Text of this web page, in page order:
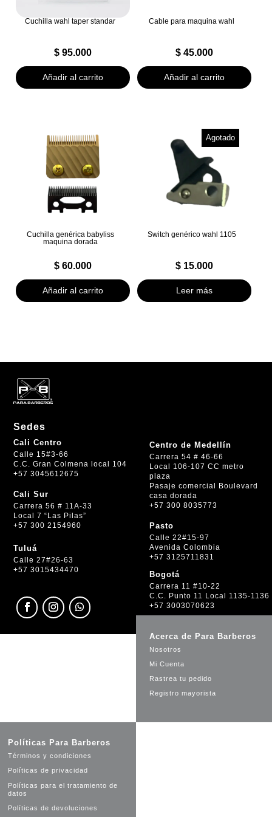
Cuchilla wahl taper standar
$95.000
Añadir al carrito
Cable para maquina wahl
$45.000
Añadir al carrito
Cuchilla genérica babyliss
maquina dorada
$60.000
Añadir al carrito
Agotado
Switch genérico wahl 1105
$15.000
Leer más
Sedes
Cali Centro
Calle 15#3-66
C.C. Gran Colmena local 104
+57 3045612675
Cali Sur
Carrera 56 # 11A-33
Local 7 “Las Pilas”
+57 300 2154960
Tuluá
Calle 27#26-63
+57 3015434470
Centro de Medellín
Carrera 54 # 46-66
Local 106-107 CC metro
plaza
Pasaje comercial Boulevard
casa dorada
+57 300 8035773
Pasto
Calle 22#15-97
Avenida Colombia
+57 3125711831
Bogotá
Carrera 11 #10-22
C.C. Punto 11 Local 1135-1136
+57 3003070623
Acerca de Para Barberos
Nosotros
Mi Cuenta
Rastrea tu pedido
Registro mayorista
Políticas Para Barberos
Términos y condiciones
Políticas de privacidad
Políticas para el tratamiento de
datos
Políticas de devoluciones